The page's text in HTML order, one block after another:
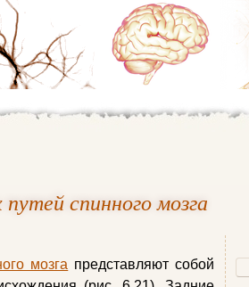
спинного мозга
мозга представляют собой